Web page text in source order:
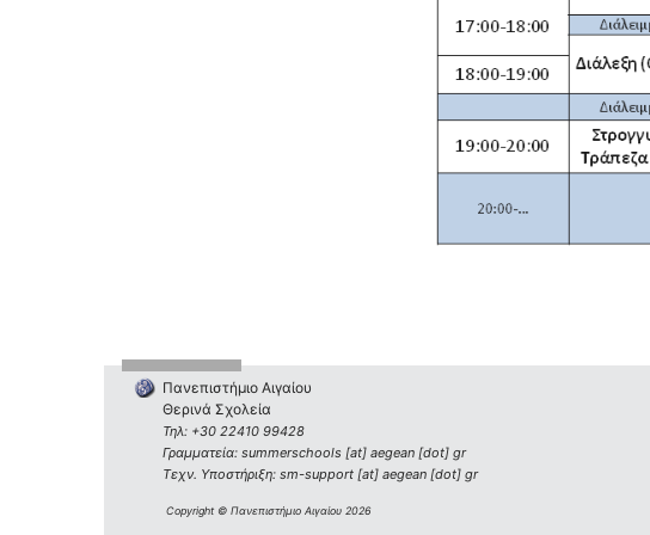
Πανεπιστήμιο Αιγαίου
Θερινά Σχολεία
Τηλ: +30 22410 99428
Γραμματεία: summerschools [at] aegean [dot] gr
Τεχν. Υποστήριξη: sm-support [at] aegean [dot] gr
Copyright © Πανεπιστήμιο Αιγαίου 2026